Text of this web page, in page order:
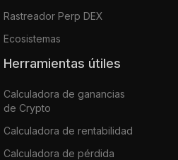
Rastreador Perp DEX
Ecosistemas
Herramientas útiles
Calculadora de ganancias
de Crypto
Calculadora de rentabilidad
Calculadora de pérdida